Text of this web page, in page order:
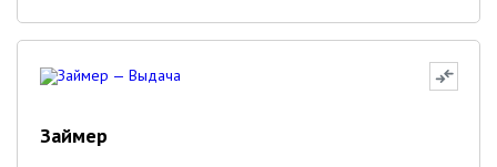
Займер